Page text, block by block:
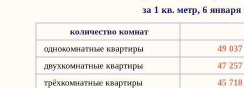
за 1 кв. метр, 6 января
количество комнат
однокомнатные квартиры
49
двухкомнатные квартиры
47
трёхкомнатные квартиры
45